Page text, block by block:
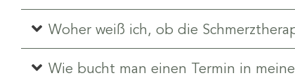
Woher weiß ich, ob die
Wie bucht man einen Termin in